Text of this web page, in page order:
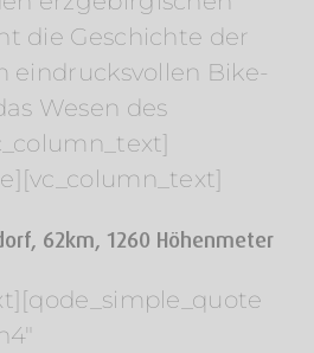
die Geschichte der
eindrucksvollen Bike-
Wesen des
62km, 1260 Höhenmeter